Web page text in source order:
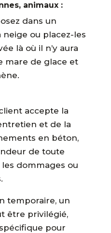
animaux :
dans un
neige ou placez-les
là où il n’y aura
mare de glace et
accepte la
et de la
en béton,
de toute
dommages ou
temporaire, un
être privilégié,
pour